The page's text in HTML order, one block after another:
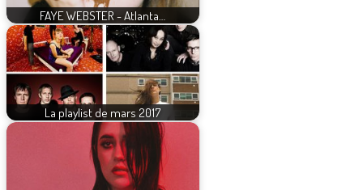
FAYE WEBSTER - Atlanta…
La playlist de mars 2017